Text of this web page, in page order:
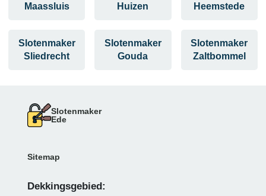
Maassluis
Huizen
Heemstede
Slotenmaker
Sliedrecht
Slotenmaker
Gouda
Slotenmaker
Zaltbommel
Slotenmaker
Ede
Sitemap
Dekkingsgebied: